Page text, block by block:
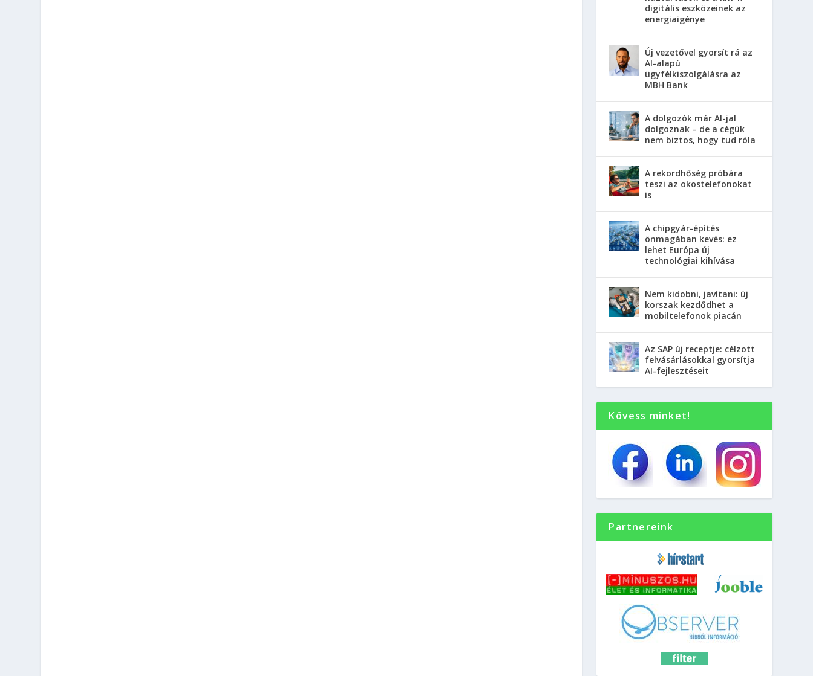
digitális eszközeinek az
energiaigénye
Új vezetővel gyorsít rá az
AI-alapú
ügyfélkiszolgálásra az
MBH Bank
A dolgozók már AI-jal
dolgoznak – de a cégük
nem biztos, hogy tud róla
A rekordhőség próbára
teszi az okostelefonokat
is
A chipgyár-építés
önmagában kevés: ez
lehet Európa új
technológiai kihívása
Nem kidobni, javítani: új
korszak kezdődhet a
mobiltelefonok piacán
Az SAP új receptje: célzott
felvásárlásokkal gyorsítja
AI-fejlesztéseit
Kövess minket!
Partnereink